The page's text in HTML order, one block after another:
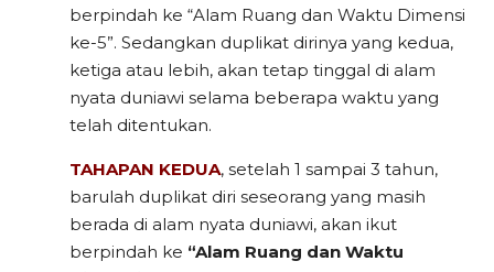
berpindah ke “Alam Ruang dan Waktu Dimensi
ke-5”. Sedangkan duplikat dirinya yang kedua,
ketiga atau lebih, akan tetap tinggal di alam
nyata duniawi selama beberapa waktu yang
telah ditentukan.
TAHAPAN KEDUA, setelah 1 sampai 3 tahun,
barulah duplikat diri seseorang yang masih
berada di alam nyata duniawi, akan ikut
berpindah ke “Alam Ruang dan Waktu